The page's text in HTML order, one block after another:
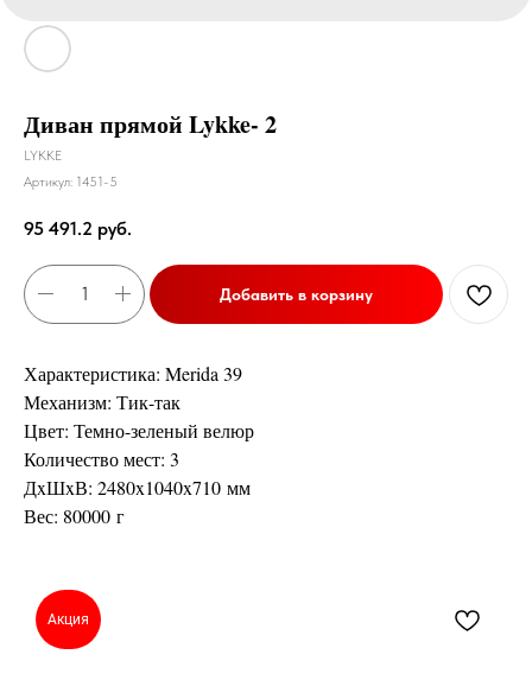
Диван прямой Lykke- 2
LYKKE
Артикул: 1451-5
95 491.2 руб.
Добавить в корзину
Характеристика: Merida 39
Механизм: Тик-так
Цвет: Темно-зеленый велюр
Количество мест: 3
ДxШxВ: 2480x1040x710 мм
Вес: 80000 г
Акция